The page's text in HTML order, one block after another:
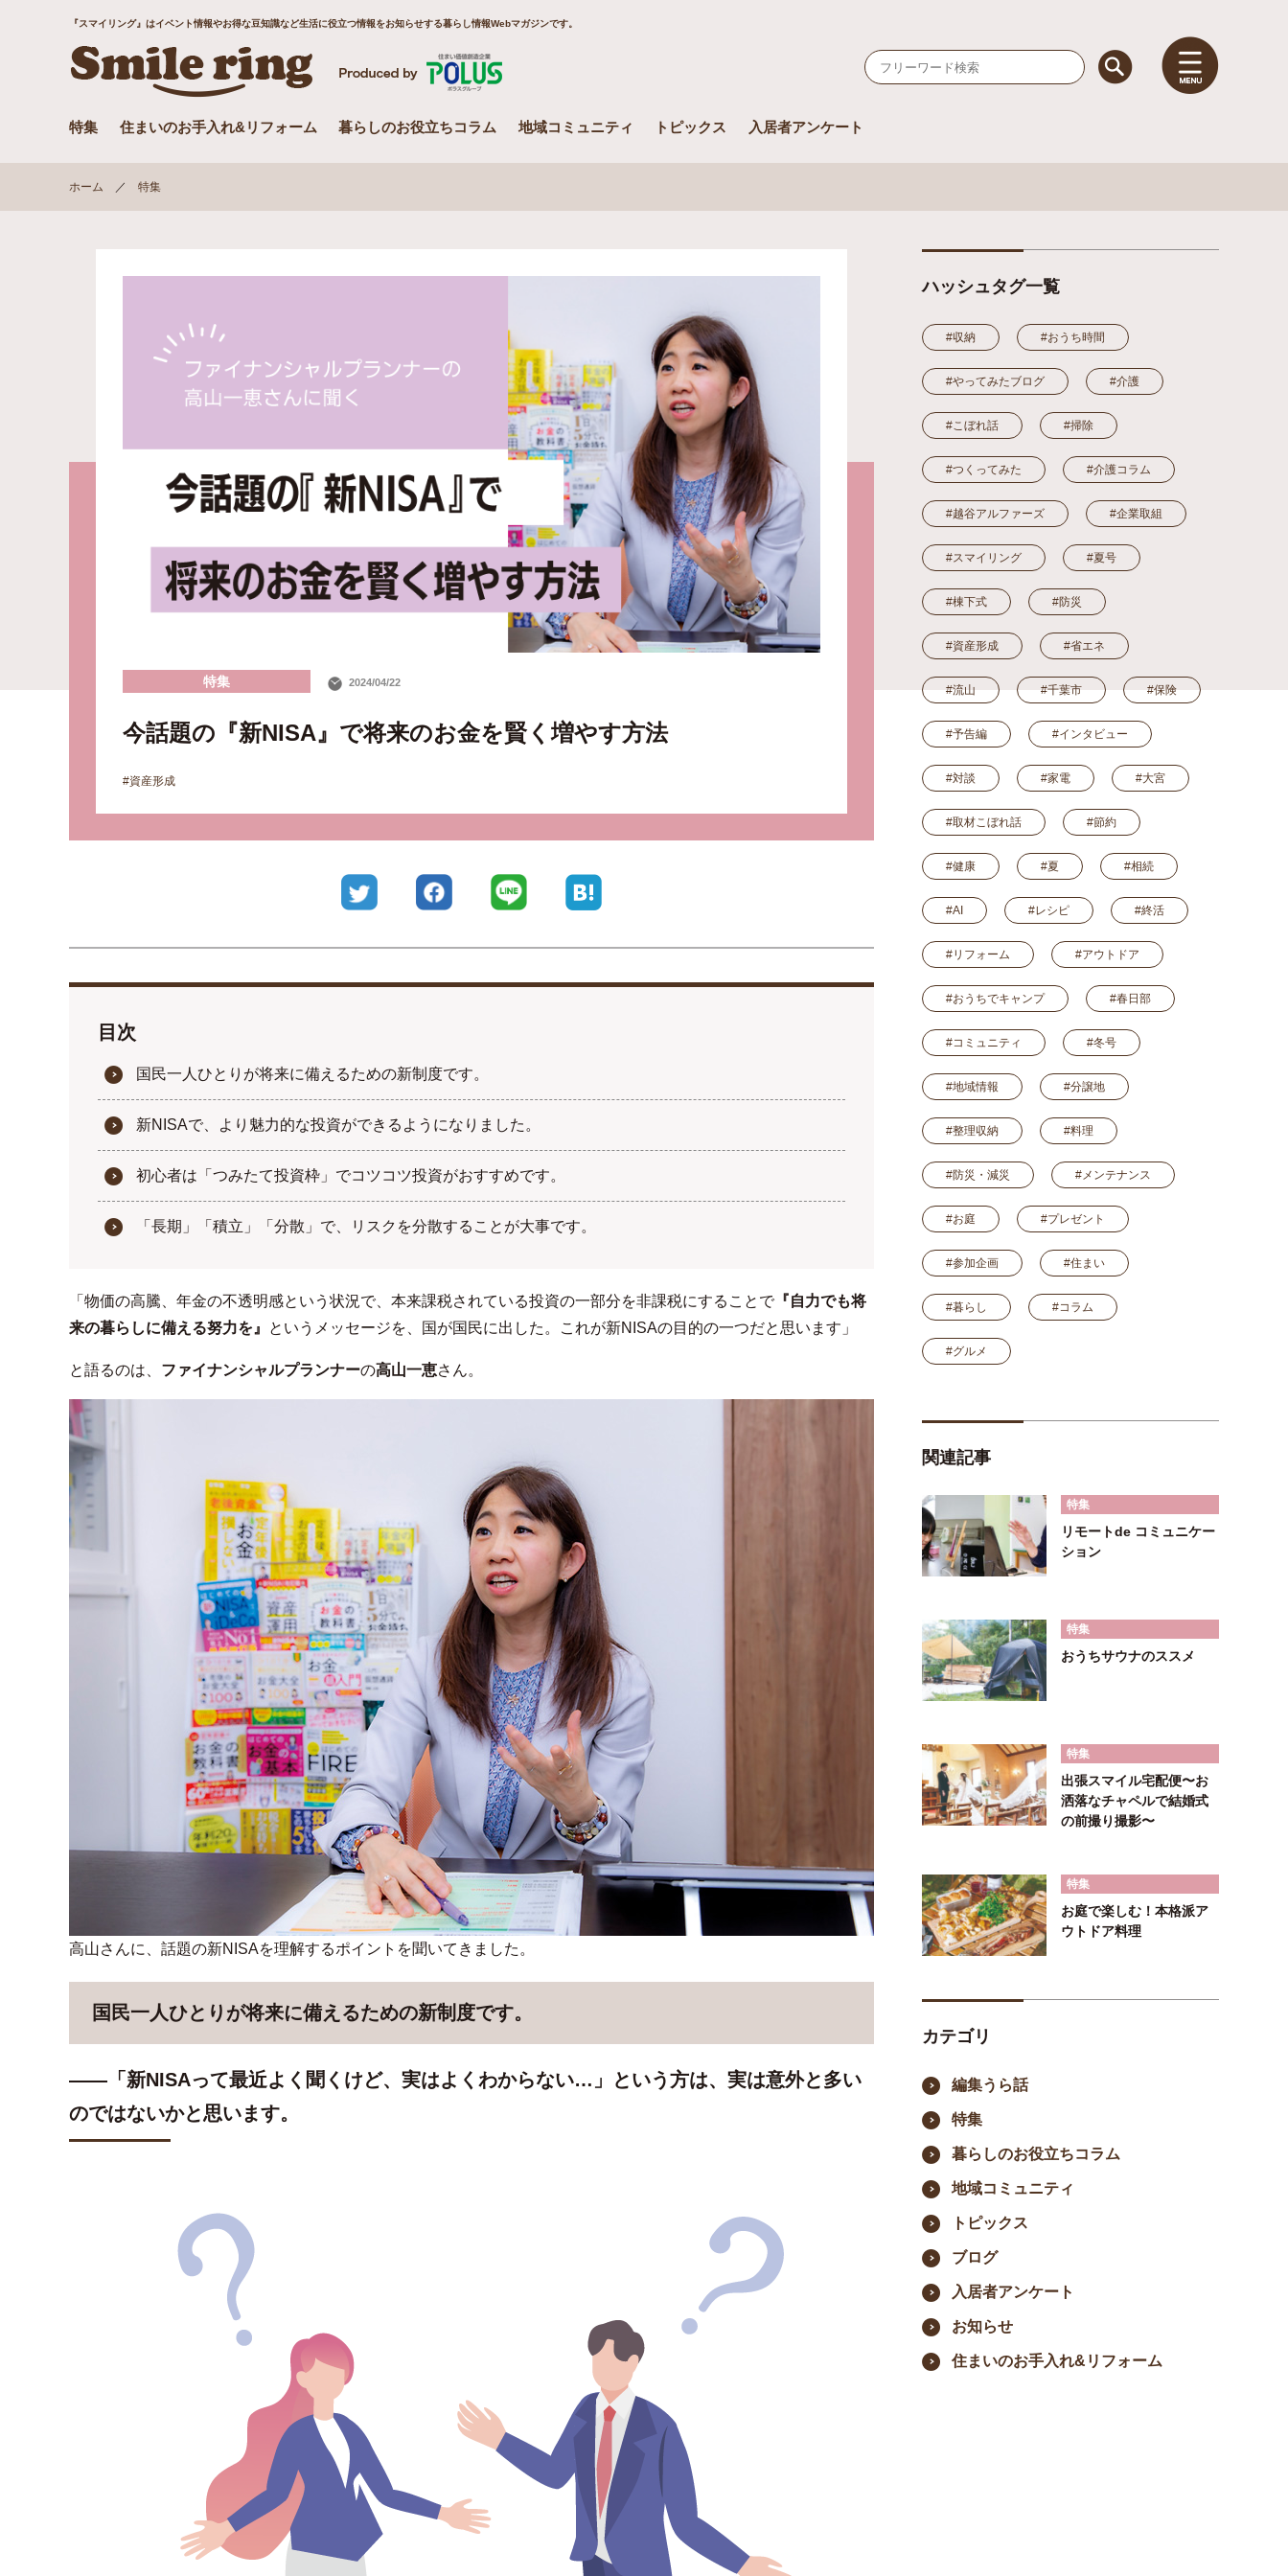
『スマイリング』はイベント情報やお得な豆知識など生活に役立つ情報をお知らせする暮らし情報Webマガジンです。
特集 住まいのお手入れ&リフォーム 暮らしのお役立ちコラム 地域コミュニティ トピックス 入居者アンケート
検索
Smile ring
特集
住まいのお手入れ&リフォーム
地域コミュニティ
運営会社
プライバシーポリシー
ホーム 特集
特集 2024/04/22
今話題の『新NISA』で将来のお金を賢く増やす方法
#資産形成
Twitter Facebook LINE
目次
国民一人ひとりが将来に備えるための新制度です。
新NISAで、より魅力的な投資ができるようになりました。
初心者は「つみたて投資枠」でコツコツ投資がおすすめです。
「長期」「積立」「分散」で、リスクを分散することが大事です。
「物価の高騰、年金の不透明感という状況で、本来課税されている投資の一部分を非課税にすることで『自力でも将
来の暮らしに備える努力を』
というメッセージを、国が国民に出した。これが新NISAの目的の一つだと思います」
と語るのは、 ファイナンシャルプランナーの高山一恵さん。
高山さんに、話題の新NISAを理解するポイントを聞いてきました。
国民一人ひとりが将来に備えるための新制度です。
――「新NISAって最近よく聞くけど、実はよくわからない…」という方は、実は意外と多い
のではないかと思います。
ハッシュタグ一覧
#収納 #おうち時間
#やってみたブログ #介護
#こぼれ話 #掃除
#つくってみた #介護コラム
#越谷アルファーズ #企業取組
#スマイリング #夏号
#棟下式 #防災
#資産形成 #省エネ
#流山 #千葉市 #保険
#予告編 #インタビュー
#対談 #家電 #大宮
#取材こぼれ話 #節約
#健康 #夏 #相続
#AI #レシピ #終活
#リフォーム #アウトドア
#おうちでキャンプ #春日部
#コミュニティ #冬号
#地域情報 #分譲地
#整理収納 #料理
#防災・減災 #メンテナンス
#お庭 #プレゼント
#参加企画 #住まい
#暮らし #コラム
#グルメ
関連記事
特集
リモートde コミュニケー
ション
特集
おうちサウナのススメ
特集
出張スマイル宅配便〜お
洒落なチャペルで結婚式
の前撮り撮影〜
特集
お庭で楽しむ！本格派ア
ウトドア料理
カテゴリ
編集うら話
特集
暮らしのお役立ちコラム
地域コミュニティ
トピックス
ブログ
入居者アンケート
お知らせ
住まいのお手入れ&リフォーム